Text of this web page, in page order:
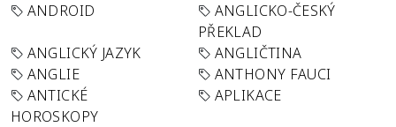
ANDROID
ANGLICKO-ČESKÝ
PŘEKLAD
ANGLICKÝ JAZYK
ANGLIČTINA
ANGLIE
ANTHONY FAUCI
ANTICKÉ
HOROSKOPY
APLIKACE